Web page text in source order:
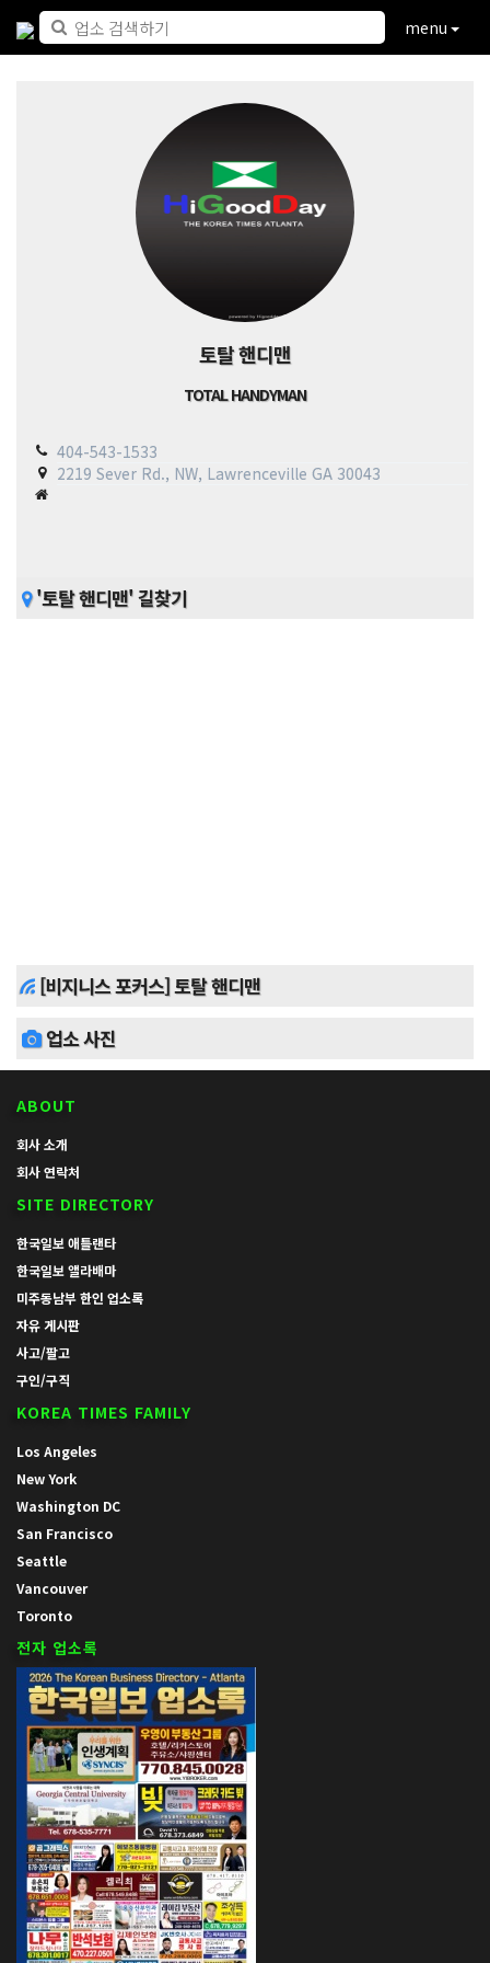
menu
토탈 핸디맨
TOTAL HANDYMAN
404-543-1533
2219 Sever Rd., NW, Lawrenceville GA 30043
'토탈 핸디맨' 길찾기
[비지니스 포커스] 토탈 핸디맨
업소 사진
ABOUT
회사 소개
회사 연락처
SITE DIRECTORY
한국일보 애틀랜타
한국일보 앨라배마
미주동남부 한인 업소록
자유 게시판
사고/팔고
구인/구직
KOREA TIMES FAMILY
Los Angeles
New York
Washington DC
San Francisco
Seattle
Vancouver
Toronto
전자 업소록